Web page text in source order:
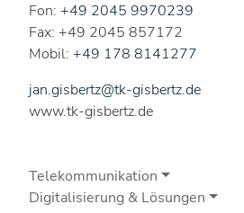
Fon: +49 2045 9970239
Fax: +49 2045 857172
Mobil: +49 178 8141277
jan.gisbertz@tk-gisbertz.de
www.tk-gisbertz.de
Telekommunikation
Digitalisierung & Lösungen